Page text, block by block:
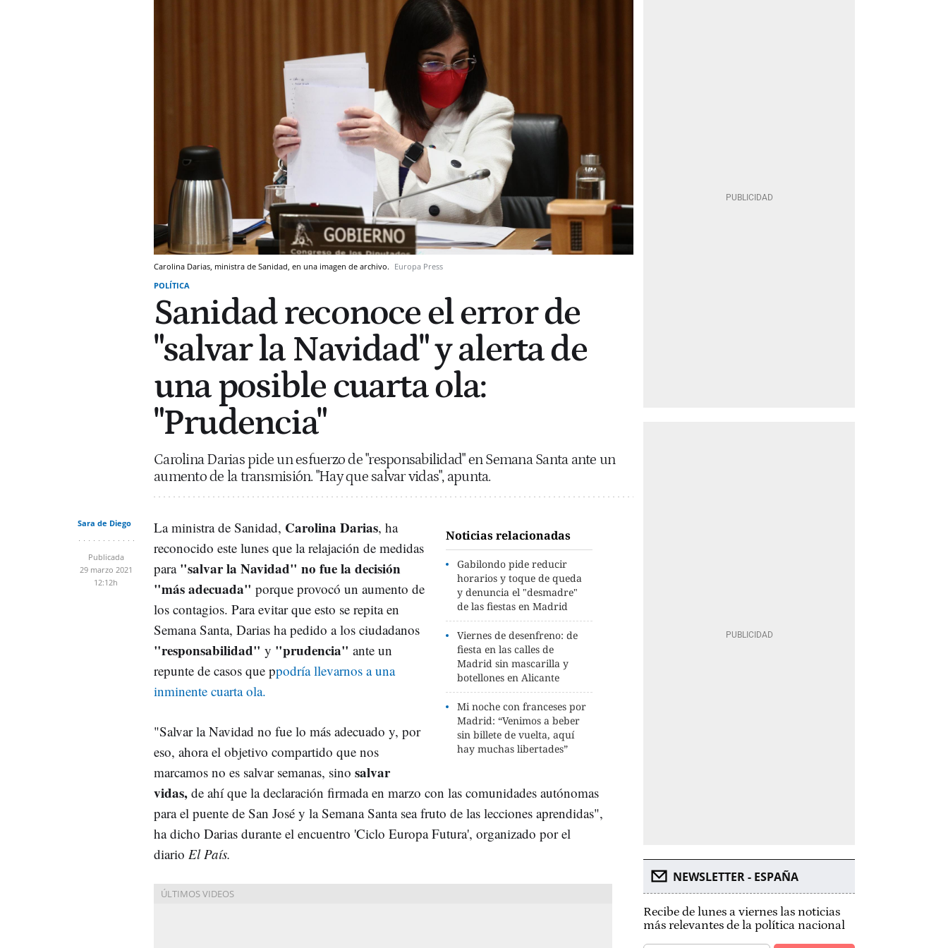
Carolina Darias, ministra de Sanidad, en una imagen de archivo. Europa Press
POLÍTICA
Sanidad reconoce el error de
"salvar la Navidad" y alerta de
una posible cuarta ola:
"Prudencia"
Carolina Darias pide un esfuerzo de "responsabilidad" en Semana Santa ante un
aumento de la transmisión. "Hay que salvar vidas", apunta.
Sara de Diego
Publicada
29 marzo 2021
12:12h
Noticias relacionadas
Gabilondo pide reducir
horarios y toque de queda
y denuncia el "desmadre"
de las fiestas en Madrid
Viernes de desenfreno: de
fiesta en las calles de
Madrid sin mascarilla y
botellones en Alicante
Mi noche con franceses por
Madrid: “Venimos a beber
sin billete de vuelta, aquí
hay muchas libertades”
La ministra de Sanidad, Carolina Darias, ha
reconocido este lunes que la relajación de medidas
para "salvar la Navidad" no fue la decisión
"más adecuada" porque provocó un aumento de
los contagios. Para evitar que esto se repita en
Semana Santa, Darias ha pedido a los ciudadanos
"responsabilidad" y "prudencia" ante un
repunte de casos que ppodría llevarnos a una
inminente cuarta ola.
"Salvar la Navidad no fue lo más adecuado y, por
eso, ahora el objetivo compartido que nos
marcamos no es salvar semanas, sino salvar
vidas, de ahí que la declaración firmada en marzo con las comunidades autónomas
para el puente de San José y la Semana Santa sea fruto de las lecciones aprendidas",
ha dicho Darias durante el encuentro 'Ciclo Europa Futura', organizado por el
diario El País.
NEWSLETTER - ESPAÑA
Recibe de lunes a viernes las noticias
más relevantes de la política nacional